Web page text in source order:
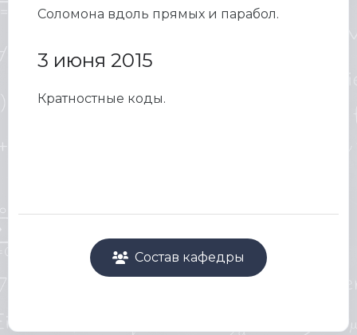
Соломона вдоль прямых и парабол.
3 июня 2015
Кратностные коды.
Состав кафедры